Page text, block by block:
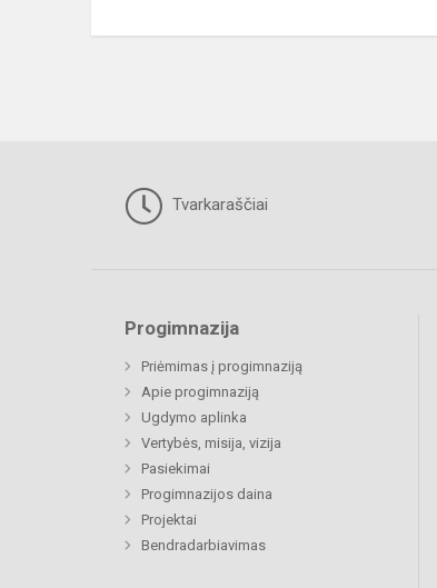
Tvarkaraščiai
Progimnazija
Priėmimas į progimnaziją
Apie progimnaziją
Ugdymo aplinka
Vertybės, misija, vizija
Pasiekimai
Progimnazijos daina
Projektai
Bendradarbiavimas